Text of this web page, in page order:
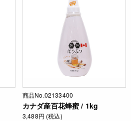
商品No.02133400
カナダ産百花蜂蜜 / 1kg
3,488円 (税込)